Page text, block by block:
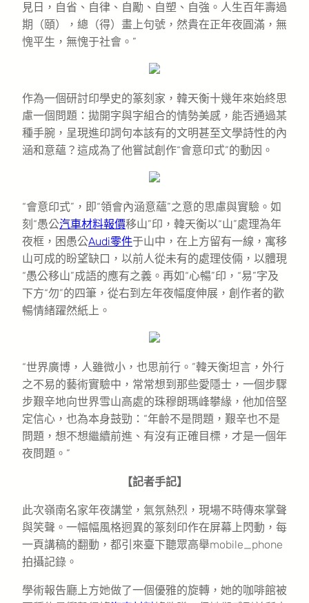
見日，自省、自律、自勵、自塑、自強。人生百年壽過
期（頤），總（得）畫上句號，然貴在正年夜圓滿，無
愧平生，無愧于社會。”
作為一個研討印學史的篆刻家，韓天衡十幾年來始終思
慮一個問題：拋開字與字組合的情勢美感，能否通過某
種手腕，呈現進印詞句本該有的文明甚至文學詩性的內
涵和意蘊？這成為了他嘗試創作“會意印式”的動因。
“會意印式”，即“領會內涵意蘊”之意的思慮與實驗。如
刻“愚公汽車材料報價移山”印，韓天衡以“山”處理為年
夜框，困愚公Audi零件于山中，在上方留有一線，寓移
山可成的盼望缺口，以前人從未有的處理伎倆，以體現
“愚公移山”成語的應有之義。再如“心暢”印，“易”字及
下方“勿”的四筆，從右到左年夜幅度伸展，創作者的歡
暢情緒躍然紙上。
“世界廣博，人雖微小，也思前行。”韓天衡坦言，外行
之不易的藝術實驗中，常常想到那些愛隱士，一個步驟
步艱辛地向世界雪山高處的珠穆朗瑪峰攀緣，他加倍堅
定信心，也為本身鼓勁：“年齡不是問題，艱辛也不是
問題，想不想繼續前進、有沒有正確目標，才是一個年
夜問題。”
【記者手記】
此次嶺南名家年夜講堂，氣氛熱烈，現場不時傳來掌聲
與笑聲。一幅幅風格迥異的篆刻印作在屏幕上閃動，每
一頁講稿的翻動，都引來臺下聽眾高舉mobile_phone
拍攝記錄。
學術報告廳上方她做了一個優雅的旋轉，她的咖啡館被